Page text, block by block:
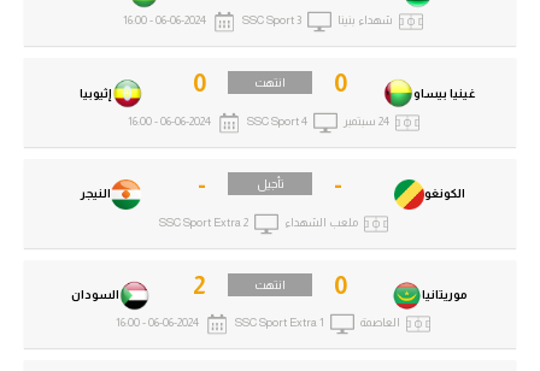
موريتانيا 0 انتهت
السودان 2
العاصمة SSC Sport Extra 1
06-06-2024 - 16:00
الكونغو - تأجيل
النيجر -
ملعب الشهداء SSC Sport Extra 2
غينيا بيساو 0 انتهت
إثيوبيا 0
24 سبتمبر SSC Sport 4
06-06-2024 - 16:00
شهداء بنينا SSC Sport 3
06-06-2024 - 16:00